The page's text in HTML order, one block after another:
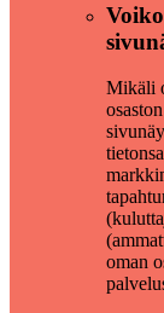
Mikäli
oman